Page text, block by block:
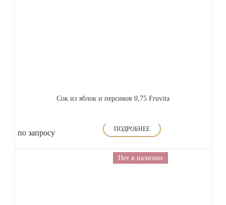
Сок из яблок и персиков 0,75 Fruvita
по запросу ПОДРОБНЕЕ
Нет в наличии